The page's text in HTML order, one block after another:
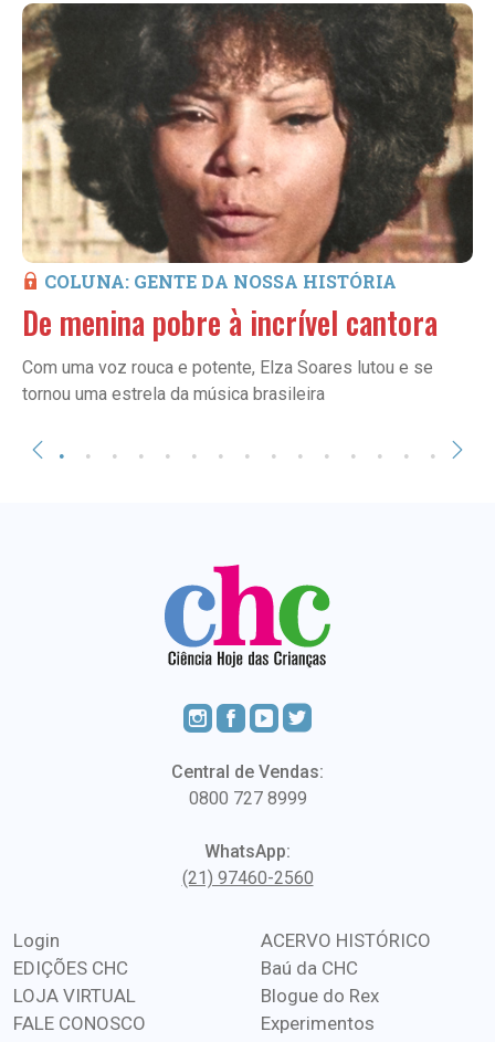
COLUNA: GENTE DA NOSSA HISTÓRIA
De menina pobre à incrível cantora
Com uma voz rouca e potente, Elza Soares lutou e se
tornou uma estrela da música brasileira
Central de Vendas:
0800 727 8999
WhatsApp:
(21) 97460-2560
Login
EDIÇÕES CHC
LOJA VIRTUAL
FALE CONOSCO
ACERVO HISTÓRICO
Baú da CHC
Blogue do Rex
Experimentos